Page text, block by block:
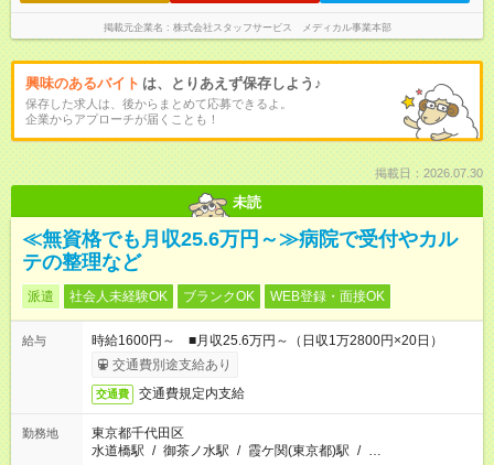
掲載元企業名 株式会社スタッフサービス メディカル事業本部
興味のあるバイト は、とりあえず保存しよう♪
保存した求人は、後からまとめて応募できるよ。
企業からアプローチが届くことも！
掲載日：2026.07.30
未読
≪無資格でも月収25.6万円～≫病院で受付やカル
テの整理など
派遣 社会人未経験OK ブランクOK WEB登録・面接OK
給与
時給1600円～ ■月収25.6万円～（日収1万2800円×20日）
交通費別途支給あり
交通費 交通費規定内支給
勤務地
東京都千代田区
水道橋駅 / 御茶ノ水駅 / 霞ケ関(東京都)駅 / …